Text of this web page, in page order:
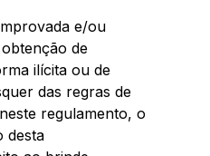
e/ou
de
ilícita ou de
das regras de
regulamento, o
desta